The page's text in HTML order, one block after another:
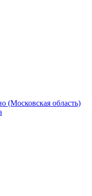
(Московская область)